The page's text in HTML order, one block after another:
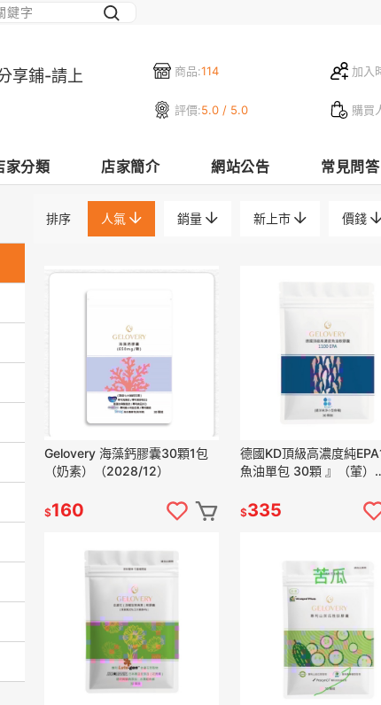
商品:114 加入
評價:5.0 / 5.0 購買
享鋪-請上
家分類 店家簡介 網站公告 常見問答
排序 人氣 銷量 新上市 價錢
Gelovery 海藻鈣膠囊30顆1包
（奶素）（2028/12）
$160
德國KD頂級高濃度純
魚油單包 30顆 』（葷）
$335